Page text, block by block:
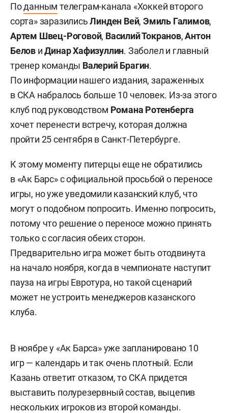
Поданным телеграм-канала «Хоккей второго
сорта» заразилисьЛинден Вей, Эмиль Галимов,
Артем Швец-Роговой, Василий Токранов,Антон
Белов иДинар Хафизуллин. Заболел и главный
тренер команды Валерий Брагин.
По информации нашего издания, зараженных
в СКА набралось больше 10 человек. Из-за этого
клуб под руководством Романа Ротенберга
хочет перенести встречу, которая должна
пройти 25 сентября в Санкт-Петербурге.
К этому моменту питерцы еще не обратились
в «Ак Барс» с официальной просьбой о переносе
игры, но уже уведомили казанский клуб, что
могут о подобном попросить. Именно попросить,
потому что решение о переносе можно принять
только с согласия обеих сторон.
Предварительно игра может быть отодвинута
на начало ноября, когда в чемпионате наступит
пауза на игры Евротура, но такой сценарий
может не устроить менеджеров казанского
клуба.
В ноябре у «Ак Барса» уже запланировано 10
игр — календарь и так очень плотный. Если
Казань ответит отказом, то СКА придется
выставить полурезервный состав, выцепив
нескольких игроков из второй команды.